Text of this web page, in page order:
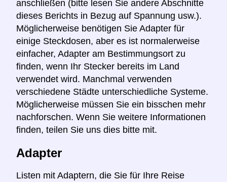
anschließen (bitte lesen Sie andere Abschnitte
dieses Berichts in Bezug auf Spannung usw.).
Möglicherweise benötigen Sie Adapter für
einige Steckdosen, aber es ist normalerweise
einfacher, Adapter am Bestimmungsort zu
finden, wenn Ihr Stecker bereits im Land
verwendet wird. Manchmal verwenden
verschiedene Städte unterschiedliche Systeme.
Möglicherweise müssen Sie ein bisschen mehr
nachforschen. Wenn Sie weitere Informationen
finden, teilen Sie uns dies bitte mit.
Adapter
Listen mit Adaptern, die Sie für Ihre Reise